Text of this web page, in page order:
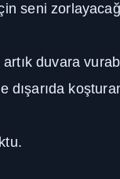
seni
duvara
dışarıda